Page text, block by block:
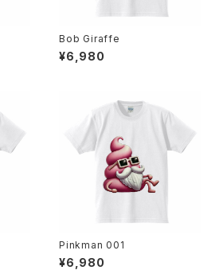
Bob Giraffe
¥6,980
Pinkman 001
¥6,980